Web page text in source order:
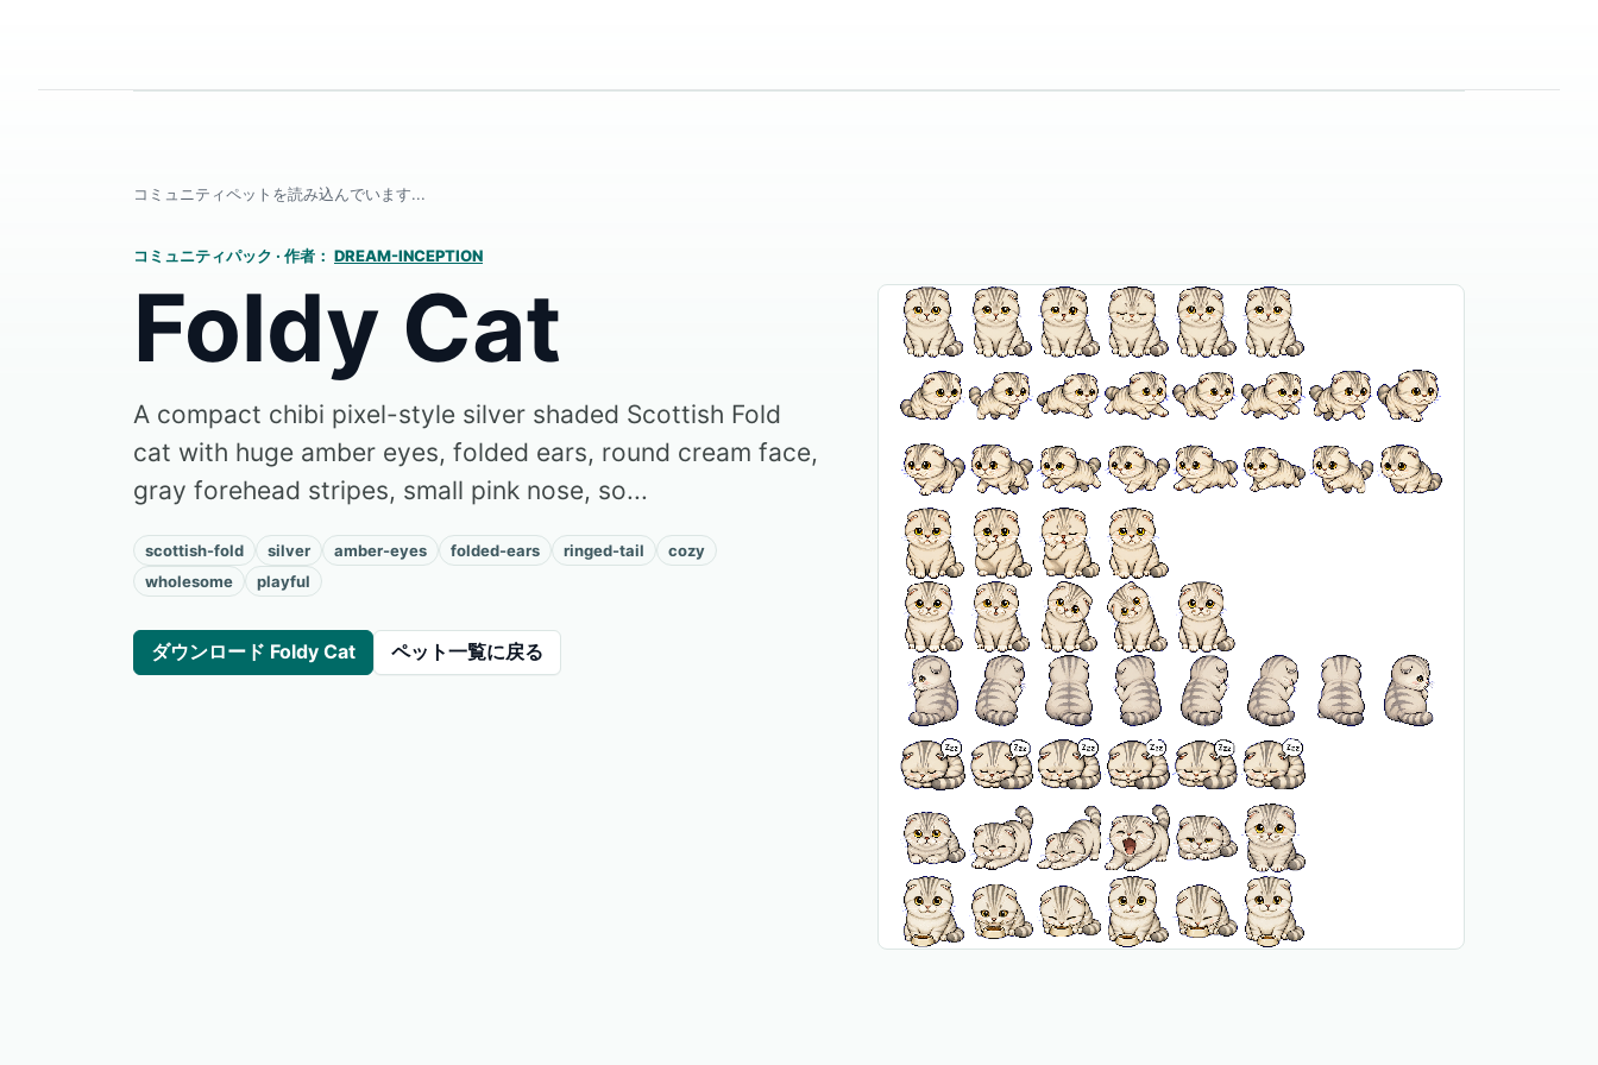
コミュニティペットを読み込んでいます...
コミュニティパック · 作者： DREAM-INCEPTION
Foldy Cat
A compact chibi pixel-style silver shaded Scottish Fold
cat with huge amber eyes, folded ears, round cream face,
gray forehead stripes, small pink nose, so...
scottish-fold silver amber-eyes folded-ears ringed-tail
cozy
wholesome
playful
ダウンロード Foldy Cat ペット一覧に戻る